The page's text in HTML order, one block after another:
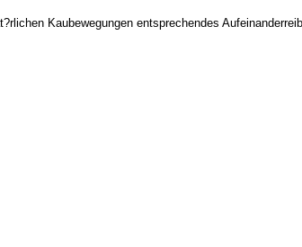
Kaubewegungen entsprechendes